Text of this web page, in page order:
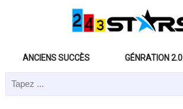
ANCIENS SUCCÈS GÉNRATION 2.0